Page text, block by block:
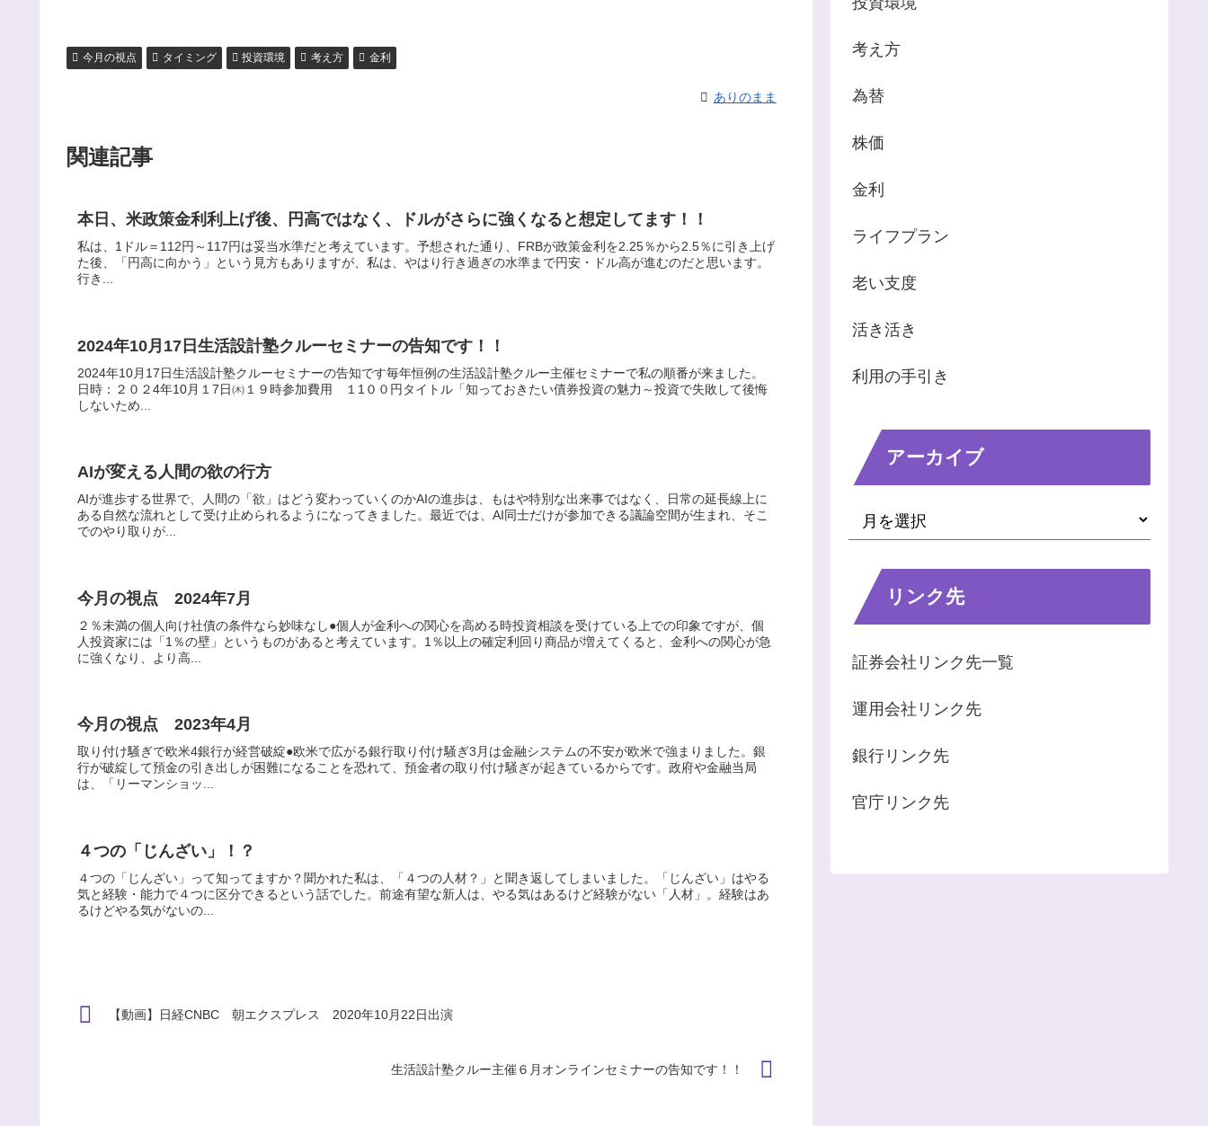
今月の視点 タイミング 投資環境 考え方 金利
ありのまま
関連記事
本日、米政策金利利上げ後、円高ではなく、ドルがさらに強くなると想定してます！！
私は、1ドル＝112円～117円は妥当水準だと考えています。予想された通り、FRBが政策金利を2.25％から2.5％に引き上げ
た後、「円高に向かう」という見方もありますが、私は、やはり行き過ぎの水準まで円安・ドル高が進むのだと思います。
行き...
2024年10月17日生活設計塾クルーセミナーの告知です！！
2024年10月17日生活設計塾クルーセミナーの告知です毎年恒例の生活設計塾クルー主催セミナーで私の順番が来ました。
日時：２０２4年10月１7日㈭１９時参加費用 １1００円タイトル「知っておきたい債券投資の魅力～投資で失敗して後悔
しないため...
AIが変える人間の欲の行方
AIが進歩する世界で、人間の「欲」はどう変わっていくのかAIの進歩は、もはや特別な出来事ではなく、日常の延長線上に
ある自然な流れとして受け止められるようになってきました。最近では、AI同士だけが参加できる議論空間が生まれ、そこ
でのやり取りが...
今月の視点 2024年7月
２％未満の個人向け社債の条件なら妙味なし●個人が金利への関心を高める時投資相談を受けている上での印象ですが、個
人投資家には「1％の壁」というものがあると考えています。1％以上の確定利回り商品が増えてくると、金利への関心が急
に強くなり、より高...
今月の視点 2023年4月
取り付け騒ぎで欧米4銀行が経営破綻●欧米で広がる銀行取り付け騒ぎ3月は金融システムの不安が欧米で強まりました。銀
行が破綻して預金の引き出しが困難になることを恐れて、預金者の取り付け騒ぎが起きているからです。政府や金融当局
は、「リーマンショッ...
４つの「じんざい」！？
４つの「じんざい」って知ってますか？聞かれた私は、「４つの人材？」と聞き返してしまいました。「じんざい」はやる
気と経験・能力で４つに区分できるという話でした。前途有望な新人は、やる気はあるけど経験がない「人材」。経験はあ
るけどやる気がないの...
【動画】日経CNBC 朝エクスプレス 2020年10月22日出演
生活設計塾クルー主催６月オンラインセミナーの告知です！！
考え方
為替
株価
金利
ライフプラン
老い支度
活き活き
利用の手引き
アーカイブ
リンク先
証券会社リンク先一覧
運用会社リンク先
銀行リンク先
官庁リンク先